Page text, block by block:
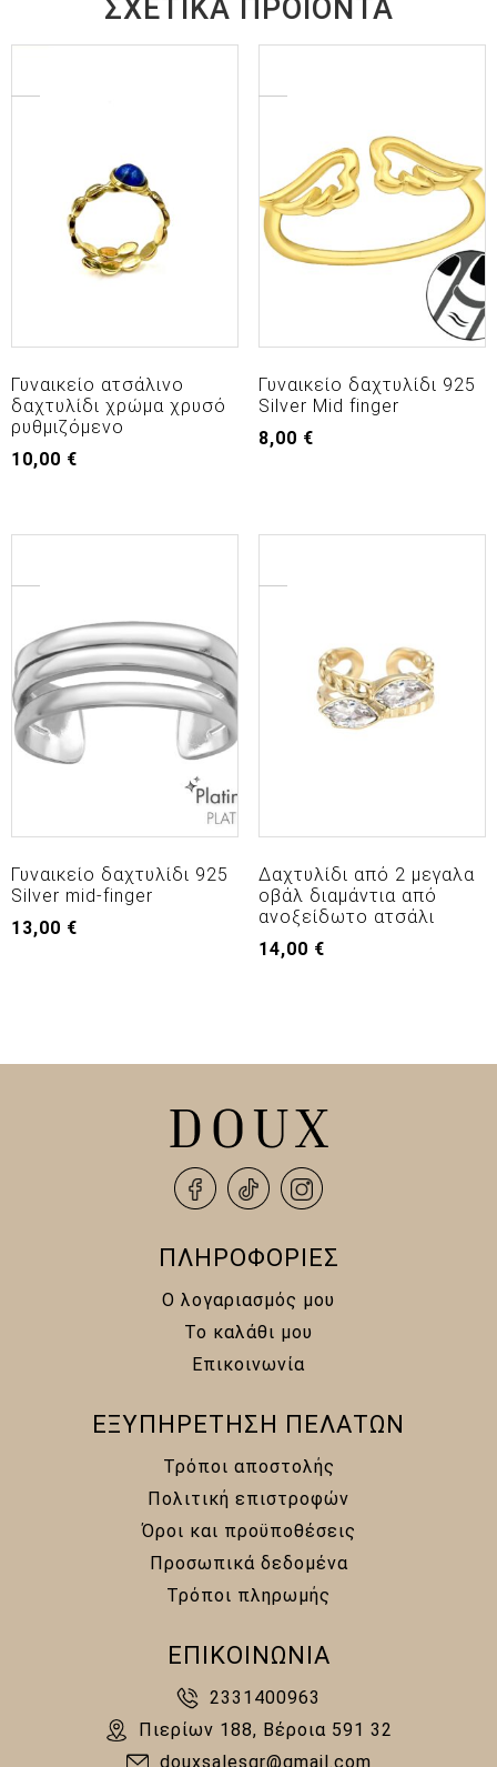
ΣΧΕΤΙΚΆ ΠΡΟΪΌΝΤΑ
Γυναικείο ατσάλινο
δαχτυλίδι χρώμα χρυσό
ρυθμιζόμενο
10,00 €
Γυναικείο δαχτυλίδι 925
Silver Mid finger
8,00 €
Γυναικείο δαχτυλίδι 925
Silver mid-finger
13,00 €
Δαχτυλίδι από 2 μεγαλα
οβάλ διαμάντια από
ανοξείδωτο ατσάλι
14,00 €
ΠΛΗΡΟΦΟΡΙΕΣ
Ο λογαριασμός μου
Το καλάθι μου
Επικοινωνία
ΕΞΥΠΗΡΕΤΗΣΗ ΠΕΛΑΤΩΝ
Τρόποι αποστολής
Πολιτική επιστροφών
Όροι και προϋποθέσεις
Προσωπικά δεδομένα
Τρόποι πληρωμής
ΕΠΙΚΟΙΝΩΝΙΑ
2331400963
Πιερίων 188, Βέροια 591 32
douxsalesgr@gmail.com